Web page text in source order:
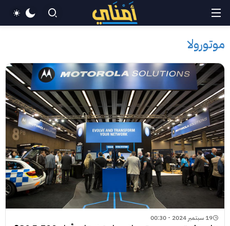
موتورولا
19 سبتمبر 2024 - 00:30